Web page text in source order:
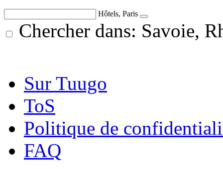
Hôtels, Paris
Chercher dans: Savoie,
Sur Tuugo
ToS
Politique de
FAQ